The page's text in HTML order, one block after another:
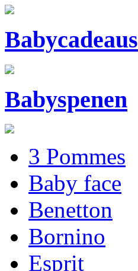
Babycadeaus
Babyspenen
3 Pommes
Baby face
Benetton
Bornino
Esprit